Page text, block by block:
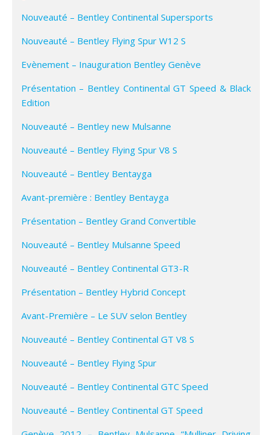
Nouveauté – Bentley Continental Supersports
Nouveauté – Bentley Flying Spur W12 S
Evènement – Inauguration Bentley Genève
Présentation – Bentley Continental GT Speed & Black
Edition
Nouveauté – Bentley new Mulsanne
Nouveauté – Bentley Flying Spur V8 S
Nouveauté – Bentley Bentayga
Avant-première : Bentley Bentayga
Présentation – Bentley Grand Convertible
Nouveauté – Bentley Mulsanne Speed
Nouveauté – Bentley Continental GT3-R
Présentation – Bentley Hybrid Concept
Avant-Première – Le SUV selon Bentley
Nouveauté – Bentley Continental GT V8 S
Nouveauté – Bentley Flying Spur
Nouveauté – Bentley Continental GTC Speed
Nouveauté – Bentley Continental GT Speed